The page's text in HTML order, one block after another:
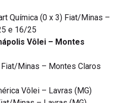
Química (0 x 3) Fiat/Minas –
e 16/25
Vôlei – Montes
Minas – Montes Claros
Vôlei – Lavras (MG)